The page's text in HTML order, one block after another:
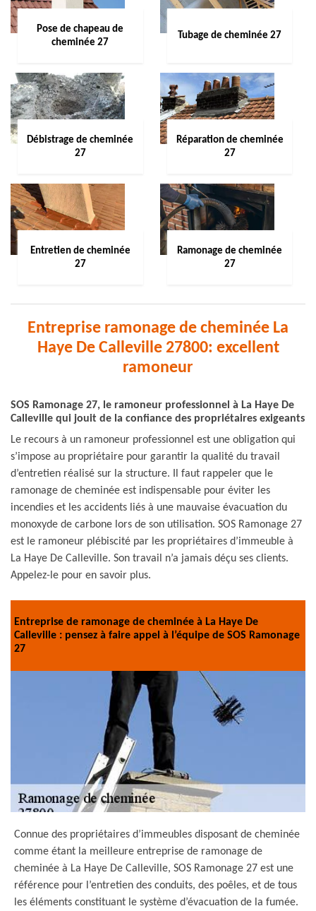
Pose de chapeau de
cheminée 27
Tubage de cheminée 27
Débistrage de cheminée
27
Réparation de cheminée
27
Entretien de cheminée
27
Ramonage de cheminée
27
Entreprise ramonage de cheminée La
Haye De Calleville 27800: excellent
ramoneur
SOS Ramonage 27, le ramoneur professionnel à La Haye De
Calleville qui jouit de la confiance des propriétaires exigeants
Le recours à un ramoneur professionnel est une obligation qui
s’impose au propriétaire pour garantir la qualité du travail
d’entretien réalisé sur la structure. Il faut rappeler que le
ramonage de cheminée est indispensable pour éviter les
incendies et les accidents liés à une mauvaise évacuation du
monoxyde de carbone lors de son utilisation. SOS Ramonage 27
est le ramoneur plébiscité par les propriétaires d’immeuble à
La Haye De Calleville. Son travail n’a jamais déçu ses clients.
Appelez-le pour en savoir plus.
Entreprise de ramonage de cheminée à La Haye De
Calleville : pensez à faire appel à l’équipe de SOS Ramonage
27
Connue des propriétaires d’immeubles disposant de cheminée
comme étant la meilleure entreprise de ramonage de
cheminée à La Haye De Calleville, SOS Ramonage 27 est une
référence pour l’entretien des conduits, des poêles, et de tous
les éléments constituant le système d’évacuation de la fumée.